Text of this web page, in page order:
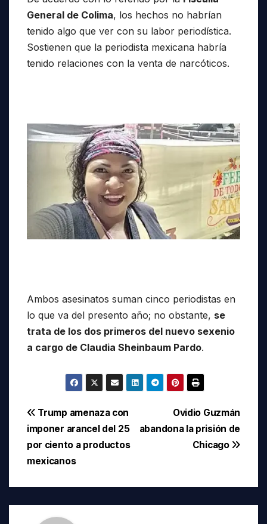
General de Colima, los hechos no habrían
tenido algo que ver con su labor periodística.
Sostienen que la periodista mexicana habría
tenido relaciones con la venta de narcóticos.
Ambos asesinatos suman cinco periodistas en
lo que va del presento año; no obstante, se
trata de los dos primeros del nuevo sexenio
a cargo de Claudia Sheinbaum Pardo.
Navegación
de
entradas
Ovidio Guzmán
abandona la prisión de
Chicago
Trump amenaza con
imponer arancel del 25
por ciento a productos
mexicanos